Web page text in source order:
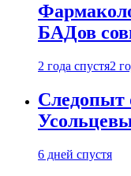
БАДов
2 года спустя2
Следопыт
6 дней спустя